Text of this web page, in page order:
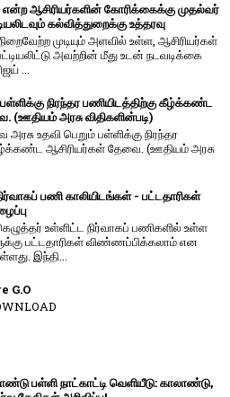
என்ற ஆசிரியர்களின் கோரிக்கைக்கு முதல்வர்
கல்வித்துறைக்கு உத்தரவு
முடியும் அளவில் உள்ள, ஆசிரியர்கள்
அவற்றின் மீது உடன் நடவடிக்கை
...
பள்ளிக்கு நிரந்தர பணியிடத்திற்கு கீழ்க்கண்ட
(ஊதியம் அரசு விதிகளின்படி)
உதவி பெறும் பள்ளிக்கு நிரந்தர
ஆசிரியர்கள் தேவை. (ஊதியம் அரசு
பணி காலியிடங்கள் - பட்டதாரிகள்
உள்ளிட்ட நிர்வாகப் பணிகளில் உள்ள
பட்டதாரிகள் விண்ணப்பிக்கலாம் என
இந்தி...
G.O
பள்ளி நாட்காட்டி வெளியீடு: காலாண்டு,